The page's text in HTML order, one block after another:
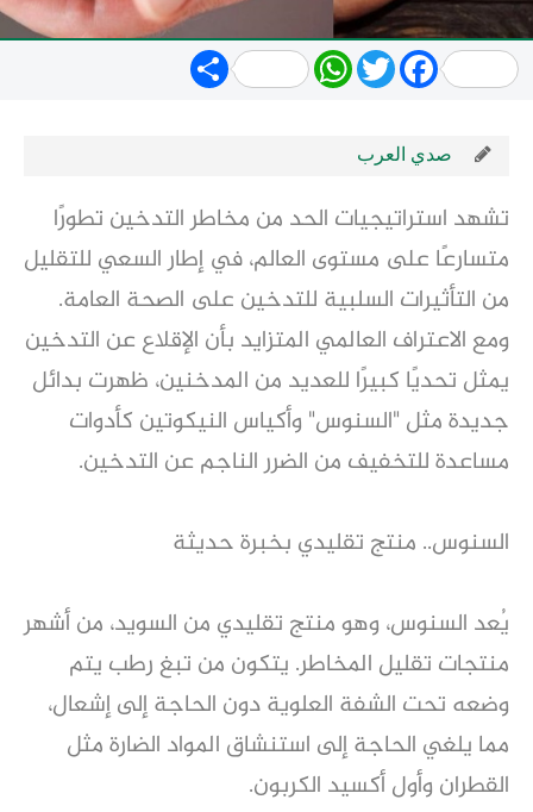
Share WhatsApp
TwitterFacebook
صدي العرب
تشهد استراتيجيات الحد من مخاطر التدخين تطورًا
متسارعًا على مستوى العالم، في إطار السعي للتقليل
من التأثيرات السلبية للتدخين على الصحة العامة.
ومع الاعتراف العالمي المتزايد بأن الإقلاع عن التدخين
يمثل تحديًا كبيرًا للعديد من المدخنين، ظهرت بدائل
جديدة مثل "السنوس" وأكياس النيكوتين كأدوات
مساعدة للتخفيف من الضرر الناجم عن التدخين.
السنوس.. منتج تقليدي بخبرة حديثة
يُعد السنوس، وهو منتج تقليدي من السويد، من أشهر
منتجات تقليل المخاطر. يتكون من تبغ رطب يتم
وضعه تحت الشفة العلوية دون الحاجة إلى إشعال،
مما يلغي الحاجة إلى استنشاق المواد الضارة مثل
القطران وأول أكسيد الكربون.